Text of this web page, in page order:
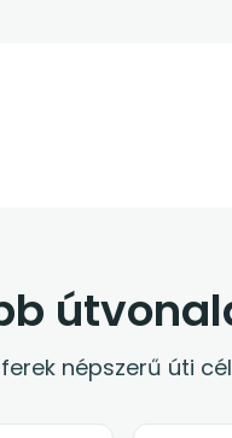
népszerű úti